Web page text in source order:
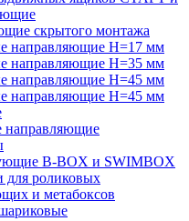
скрытого монтажа
направляющие H=17 мм
направляющие H=35 мм
направляющие H=45 мм
направляющие H=45 мм
направляющие
B-BOX и SWIMBOX
для роликовых
и метабоксов